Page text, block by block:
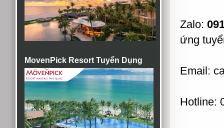
MovenPick Resort Tuyển Dụng
Zalo:
ứng
Email:
Hotline: